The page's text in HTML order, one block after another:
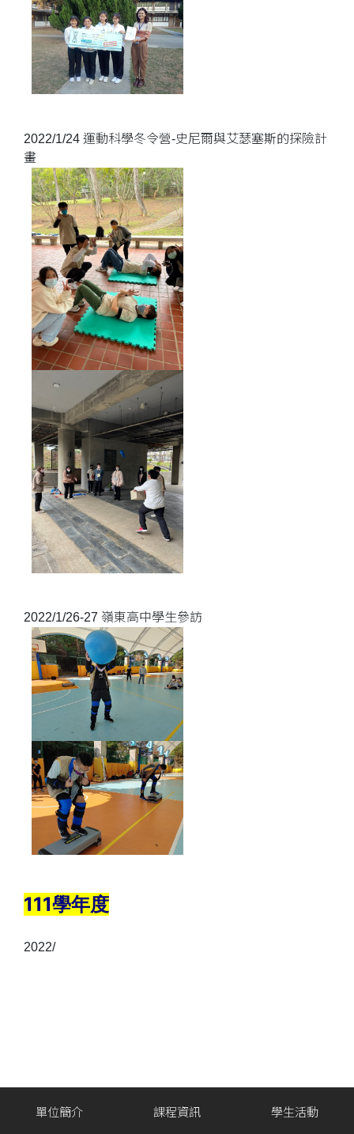
2022/1/24 運動科學冬令營-史尼爾與艾瑟塞斯的探險計
畫
2022/1/26-27 嶺東高中學生參訪
111學年度
2022/
單位簡介 課程資訊 學生活動